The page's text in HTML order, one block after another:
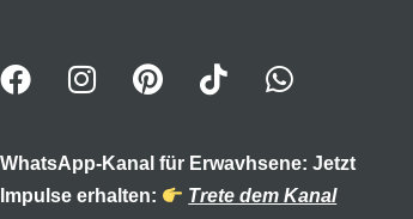
WhatsApp-Kanal für Erwavhsene: Jetzt
Impulse erhalten:
Trete dem Kanal